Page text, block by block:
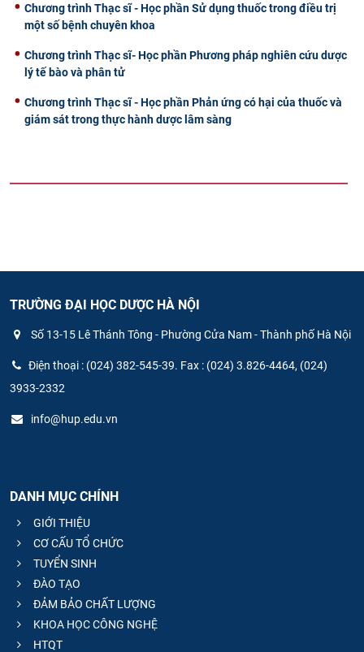
Chương trình Thạc sĩ - Học phần Sử dụng thuốc trong điều trị
một số bệnh chuyên khoa
Chương trình Thạc sĩ- Học phần Phương pháp nghiên cứu dược
lý tế bào và phân tử
Chương trình Thạc sĩ - Học phần Phản ứng có hại của thuốc và
giám sát trong thực hành dược lâm sàng
TRƯỜNG ĐẠI HỌC DƯỢC HÀ NỘI
Số 13-15 Lê Thánh Tông - Phường Cửa Nam - Thành phố Hà Nội
Điện thoại : (024) 382-545-39. Fax : (024) 3.826-4464, (024)
3933-2332
info@hup.edu.vn
DANH MỤC CHÍNH
GIỚI THIỆU
CƠ CẤU TỔ CHỨC
TUYỂN SINH
ĐÀO TẠO
ĐẢM BẢO CHẤT LƯỢNG
KHOA HỌC CÔNG NGHỆ
HTQT